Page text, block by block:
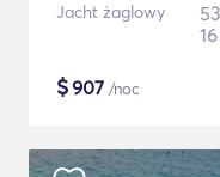
Jacht żaglowy
$907 /noc